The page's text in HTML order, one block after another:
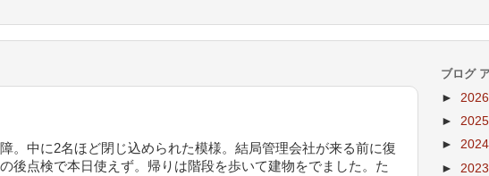
。中に2名ほど閉じ込められた模様。結局管理会社が来る前に復
後点検で本日使えず。帰りは階段を歩いて建物をでました。た
ブログ
► 2026
► 2025
► 2024
► 2023